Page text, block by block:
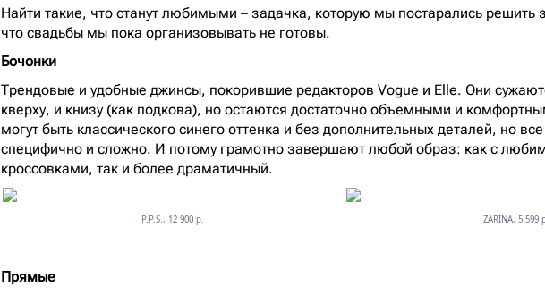
Найти такие, что станут любимыми – задачка, которую мы постарались решить
что свадьбы мы пока организовывать не готовы.
Бочонки
Трендовые и удобные джинсы, покорившие редакторов Vogue и Elle. Они
кверху, и книзу (как подкова), но остаются достаточно объемными и
могут быть классического синего оттенка и без дополнительных деталей, но
специфично и сложно. И потому грамотно завершают любой образ: как с
кроссовками, так и более драматичный.
P.P.S., 12 900 p. ZARINA, 5 599
Прямые